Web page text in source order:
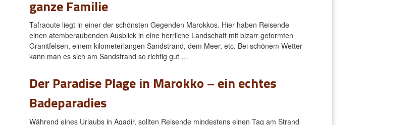
ganze Familie
Tafraoute liegt in einer der schönsten Gegenden Marokkos. Hier haben Reisende
einen atemberaubenden Ausblick in eine herrliche Landschaft mit bizarr geformten
Granitfelsen, einem kilometerlangen Sandstrand, dem Meer, etc. Bei schönem Wetter
kann man es sich am Sandstrand so richtig gut …
Der Paradise Plage in Marokko – ein echtes
Badeparadies
Während eines Urlaubs in Agadir, sollten Reisende mindestens einen Tag am Strand